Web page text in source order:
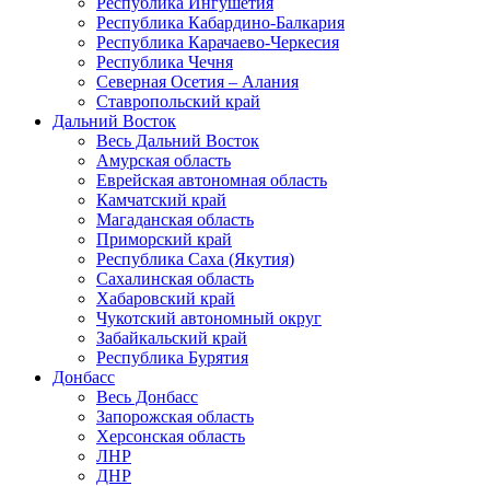
Республика Кабардино-Балкария
Республика Карачаево-Черкесия
Республика Чечня
Северная Осетия – Алания
Ставропольский край
Дальний Восток
Весь Дальний Восток
Амурская область
Еврейская автономная область
Камчатский край
Магаданская область
Приморский край
Республика Саха (Якутия)
Сахалинская область
Хабаровский край
Чукотский автономный округ
Забайкальский край
Республика Бурятия
Донбасс
Весь Донбасс
Запорожская область
Херсонская область
ЛНР
ДНР